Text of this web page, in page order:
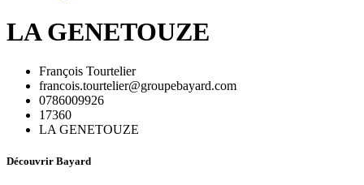
LA GENETOUZE
François Tourtelier
francois.tourtelier@groupebayard.com
0786009926
17360
LA GENETOUZE
Découvrir Bayard